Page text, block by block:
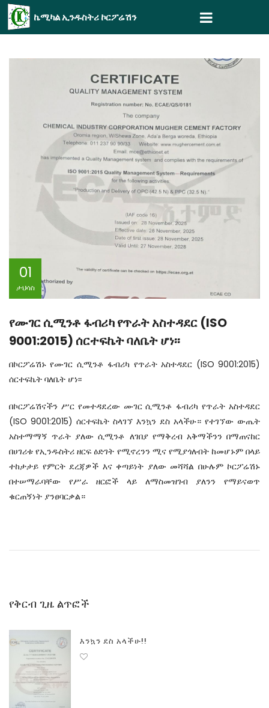
ኬሚካል ኢንዱስትሪ ኮርፖሬሽን
01
ታህሳስ
የሙገር ሲሚንቶ ፋብሪካ የጥራት አስተዳደር (ISO
9001:2015) ሰርተፍኬት ባለቤት ሆነ፡፡
በኮርፖሬሽኑ የሙገር ሲሚንቶ ፋብሪካ የጥራት አስተዳደር (ISO 9001:2015)
ሰርተፍኬት ባለቤት ሆነ፡፡
በኮርፖሬሽናችን ሥር የመተዳደረው ሙገር ሲሚንቶ ፋብሪካ የጥራት አስተዳደር
(ISO 9001:2015) ሰርተፍኬት ስላገኘ እንኳን ደስ አላችሁ። የተገኘው ውጤት
አስተማማኝ ጥራት ያለው ሲሚንቶ ለገበያ የማቅረብ አቅማችንን በማጠናከር
በሀገሪቱ የኢንዱስትሪ ዘርፍ ዕድገት የሚኖረንን ሚና የሚያጎለብት ከመሆኑም በላይ
ተከታታይ የምርት ደረጃዎች እና ቀጣይነት ያለው መሻሻል በሁሉም ኮርፖሬሽኑ
በተሠማራባቸው የሥራ ዘርፎች ላይ ለማስመዝገብ ያለንን የማይናወጥ
ቁርጠኝነት ያንፀባርቃል።
የቅርብ ጊዜ ልጥፎች
እንኳን ደስ አላችሁ!!